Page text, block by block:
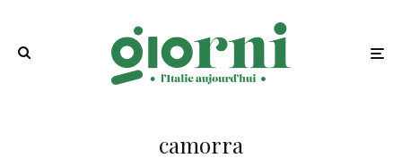
camorra